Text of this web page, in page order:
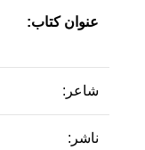
عنوان کتاب:
شاعر:
ناشر: